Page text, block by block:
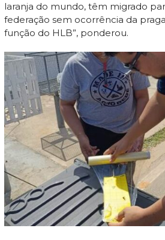
laranja do mundo, têm migrado
federação sem ocorrência da
função do HLB”, ponderou.